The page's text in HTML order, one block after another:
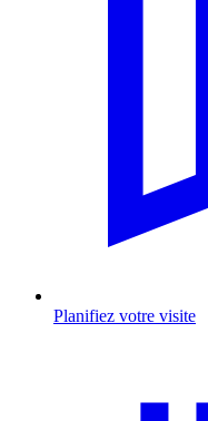
Planifiez votre visite